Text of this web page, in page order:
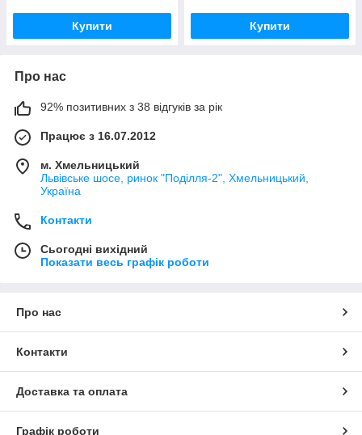
Купити Купити
Про нас
92% позитивних з 38 відгуків за рік
Працює з 16.07.2012
м. Хмельницький
Львівське шосе, ринок "Поділля-2", Хмельницький,
Україна
Контакти
Сьогодні вихідний
Показати весь графік роботи
Про нас
Контакти
Доставка та оплата
Графік роботи